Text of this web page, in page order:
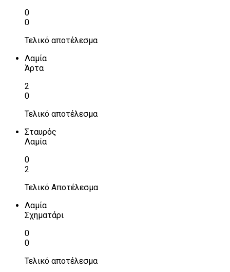
0
0
Τελικό αποτέλεσμα
Λαμία
Άρτα
2
0
Τελικό αποτέλεσμα
Σταυρός
Λαμία
0
2
Τελικό Αποτέλεσμα
Λαμία
Σχηματάρι
0
0
Τελικό αποτέλεσμα